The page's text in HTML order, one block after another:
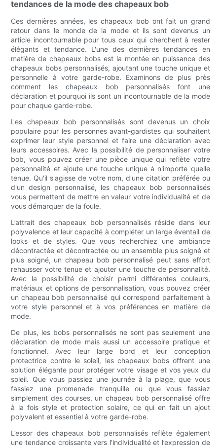
tendances de la mode des chapeaux bob
Ces dernières années, les chapeaux bob ont fait un grand
retour dans le monde de la mode et ils sont devenus un
article incontournable pour tous ceux qui cherchent à rester
élégants et tendance. L'une des dernières tendances en
matière de chapeaux bobs est la montée en puissance des
chapeaux bobs personnalisés, ajoutant une touche unique et
personnelle à votre garde-robe. Examinons de plus près
comment les chapeaux bob personnalisés font une
déclaration et pourquoi ils sont un incontournable de la mode
pour chaque garde-robe.
Les chapeaux bob personnalisés sont devenus un choix
populaire pour les personnes avant-gardistes qui souhaitent
exprimer leur style personnel et faire une déclaration avec
leurs accessoires. Avec la possibilité de personnaliser votre
bob, vous pouvez créer une pièce unique qui reflète votre
personnalité et ajoute une touche unique à n'importe quelle
tenue. Qu'il s'agisse de votre nom, d'une citation préférée ou
d'un design personnalisé, les chapeaux bob personnalisés
vous permettent de mettre en valeur votre individualité et de
vous démarquer de la foule.
L’attrait des chapeaux bob personnalisés réside dans leur
polyvalence et leur capacité à compléter un large éventail de
looks et de styles. Que vous recherchiez une ambiance
décontractée et décontractée ou un ensemble plus soigné et
plus soigné, un chapeau bob personnalisé peut sans effort
rehausser votre tenue et ajouter une touche de personnalité.
Avec la possibilité de choisir parmi différentes couleurs,
matériaux et options de personnalisation, vous pouvez créer
un chapeau bob personnalisé qui correspond parfaitement à
votre style personnel et à vos préférences en matière de
mode.
De plus, les bobs personnalisés ne sont pas seulement une
déclaration de mode mais aussi un accessoire pratique et
fonctionnel. Avec leur large bord et leur conception
protectrice contre le soleil, les chapeaux bobs offrent une
solution élégante pour protéger votre visage et vos yeux du
soleil. Que vous passiez une journée à la plage, que vous
fassiez une promenade tranquille ou que vous fassiez
simplement des courses, un chapeau bob personnalisé offre
à la fois style et protection solaire, ce qui en fait un ajout
polyvalent et essentiel à votre garde-robe.
L’essor des chapeaux bob personnalisés reflète également
une tendance croissante vers l’individualité et l’expression de